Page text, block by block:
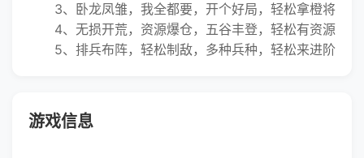
3、卧龙凤雏，我全都要，开个好局，轻松拿橙将
4、无损开荒，资源爆仓，五谷丰登，轻松有资源
5、排兵布阵，轻松制敌，多种兵种，轻松来进阶
游戏信息